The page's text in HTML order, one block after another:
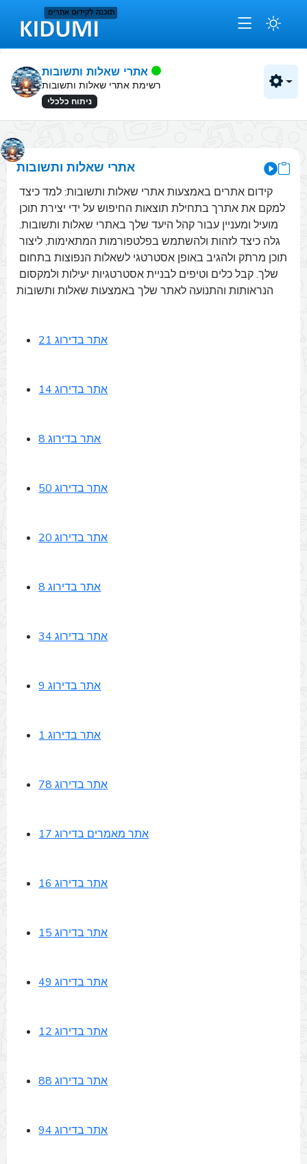
רשימת אתרי שאלות ותשובות
ניתוח כלכלי
אתרי שאלות ותשובות
קידום אתרים באמצעות אתרי שאלות ותשובות: למד כיצד
מועיל ומעניין עבור קהל היעד שלך באתרי שאלות ותשובות.
גלה כיצד לזהות ולהשתמש בפלטפורמות המתאימות, ליצור
אתר בדירוג 21
אתר בדירוג 14
אתר בדירוג 8
אתר בדירוג 50
אתר בדירוג 20
אתר בדירוג 8
אתר בדירוג 34
אתר בדירוג 9
אתר בדירוג 1
אתר בדירוג 78
אתר מאמרים בדירוג 17
אתר בדירוג 16
אתר בדירוג 15
אתר בדירוג 49
אתר בדירוג 12
אתר בדירוג 88
אתר בדירוג 94